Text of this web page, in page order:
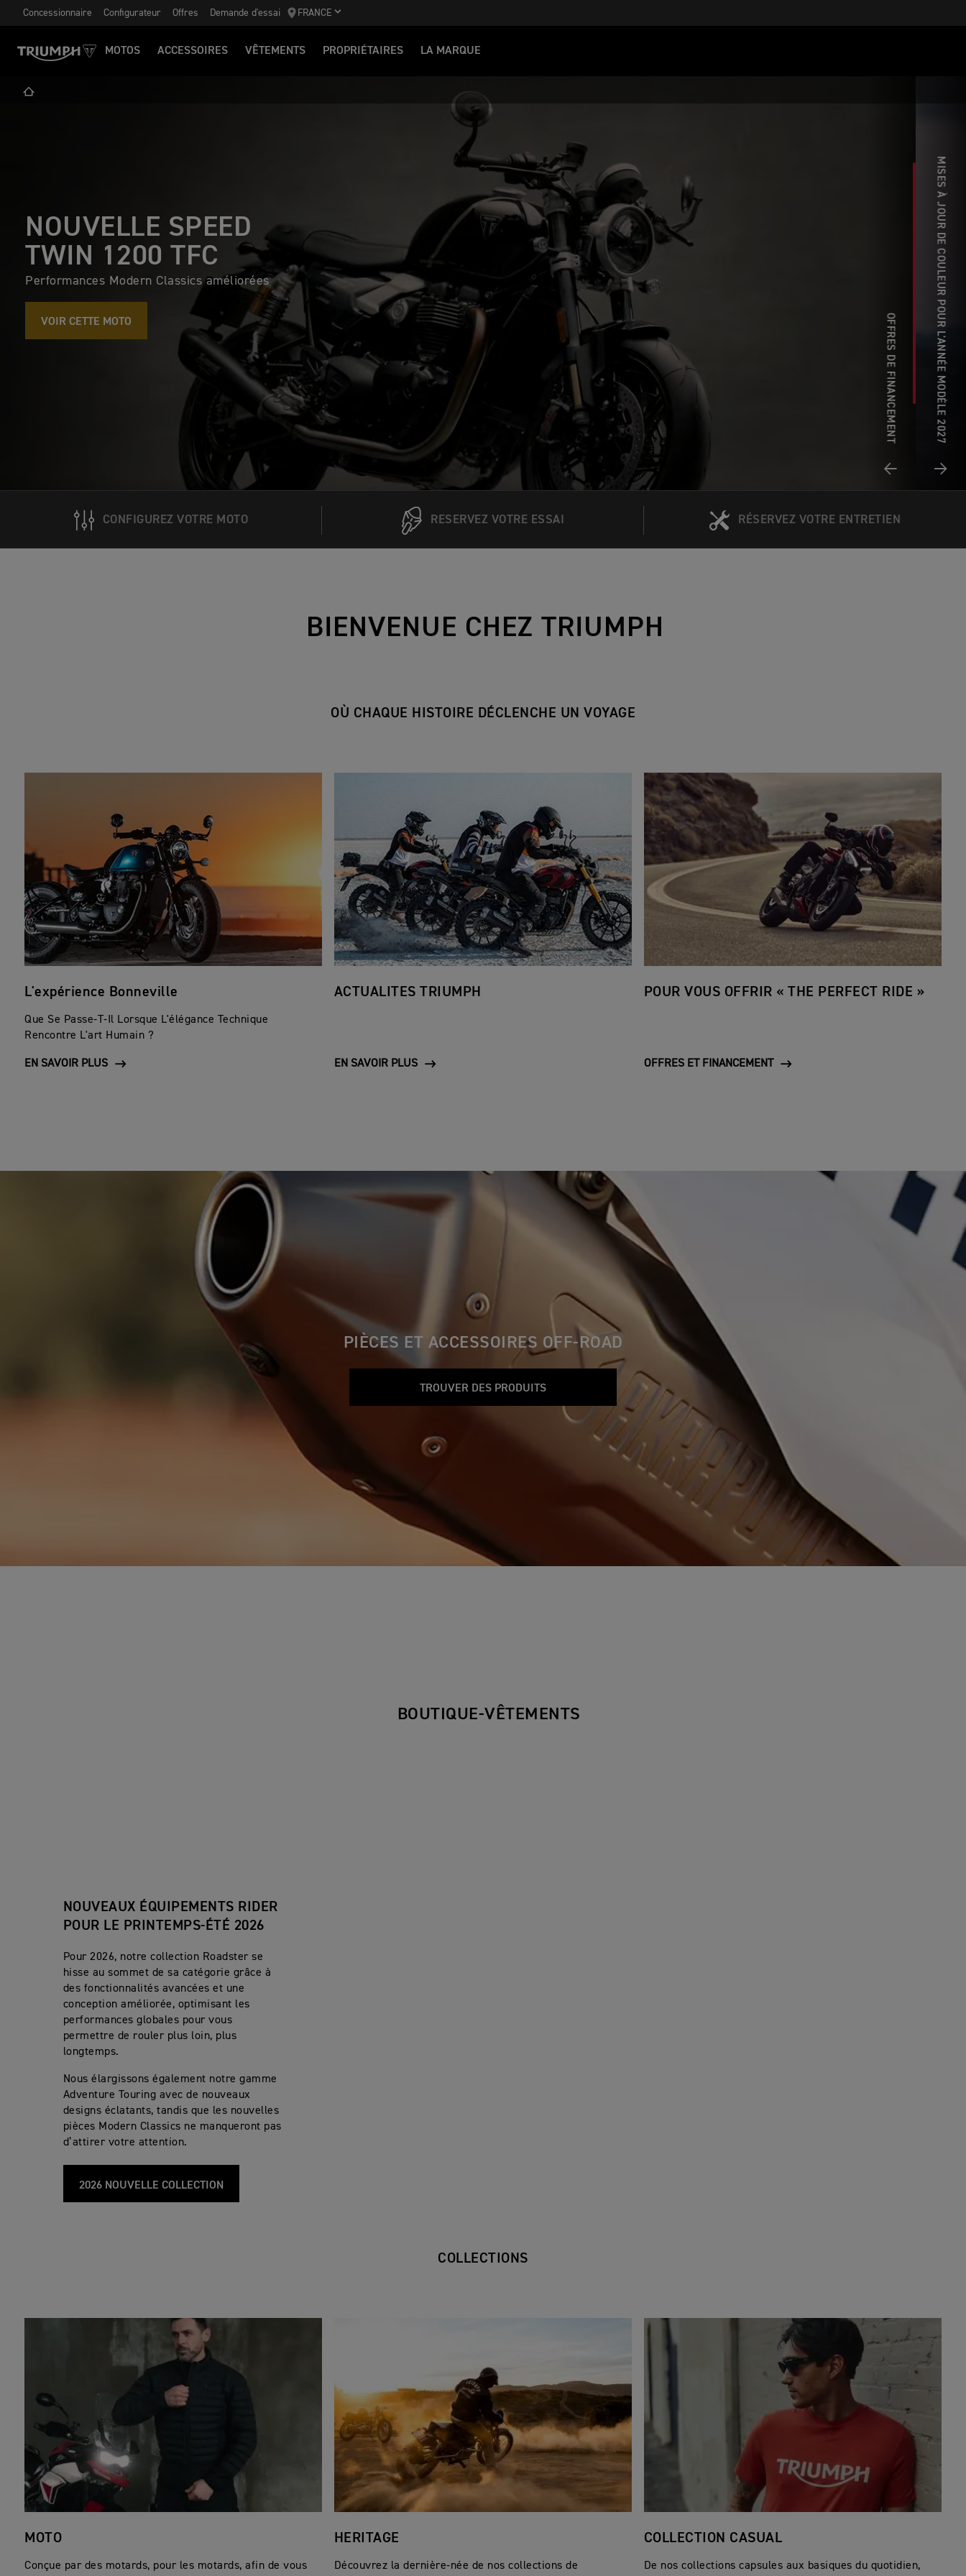
Concessionnaire Configurateur Offres Demande d'essai FRANCE
MOTOS ACCESSOIRES VÊTEMENTS PROPRIÉTAIRES LA MARQUE
NOUVELLE SPEED
TWIN 1200 TFC
Performances Modern Classics améliorées
VOIR CETTE MOTO OFFRES DE FINANCEMENT MISES À JOUR DE COULEUR POUR L'ANNÉE MODÈLE 2027
CONFIGUREZ VOTRE MOTO RESERVEZ VOTRE ESSAI RÉSERVEZ VOTRE ENTRETIEN
BIENVENUE CHEZ TRIUMPH
OÙ CHAQUE HISTOIRE DÉCLENCHE UN VOYAGE
L'expérience Bonneville
Que Se Passe-T-Il Lorsque L'élégance Technique
Rencontre L'art Humain ?
EN SAVOIR PLUS
ACTUALITES TRIUMPH
EN SAVOIR PLUS
POUR VOUS OFFRIR « THE PERFECT RIDE »
OFFRES ET FINANCEMENT
PIÈCES ET ACCESSOIRES OFF-ROAD
TROUVER DES PRODUITS
BOUTIQUE-VÊTEMENTS
NOUVEAUX ÉQUIPEMENTS RIDER
POUR LE PRINTEMPS‑ÉTÉ 2026
Pour 2026, notre collection Roadster se
hisse au sommet de sa catégorie grâce à
des fonctionnalités avancées et une
conception améliorée, optimisant les
performances globales pour vous
permettre de rouler plus loin, plus
longtemps.
Nous élargissons également notre gamme
Adventure Touring avec de nouveaux
designs éclatants, tandis que les nouvelles
pièces Modern Classics ne manqueront pas
d’attirer votre attention.
2026 NOUVELLE COLLECTION
COLLECTIONS
MOTO
Conçue par des motards, pour les motards, afin de vous
HERITAGE
Découvrez la dernière-née de nos collections de
COLLECTION CASUAL
De nos collections capsules aux basiques du quotidien,